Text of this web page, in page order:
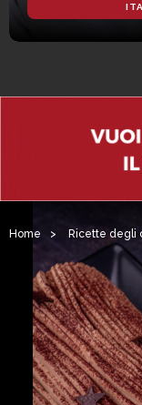
Home > Ricette degli